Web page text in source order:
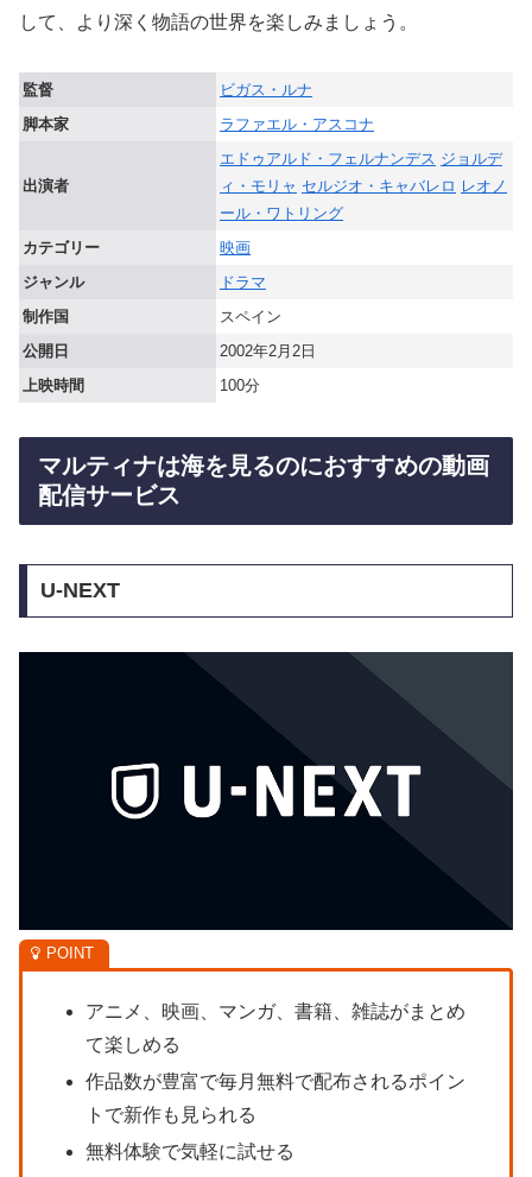
して、より深く物語の世界を楽しみましょう。
監督
ビガス・ルナ
脚本家
ラファエル・アスコナ
出演者
エドゥアルド・フェルナンデス ジョルデ
ィ・モリャ セルジオ・キャバレロ レオノ
ール・ワトリング
カテゴリー
映画
ジャンル
ドラマ
制作国
スペイン
公開日
2002年2月2日
上映時間
100分
マルティナは海を見るのにおすすめの動画
配信サービス
U-NEXT
アニメ、映画、マンガ、書籍、雑誌がまとめ
て楽しめる
作品数が豊富で毎月無料で配布されるポイン
トで新作も見られる
無料体験で気軽に試せる